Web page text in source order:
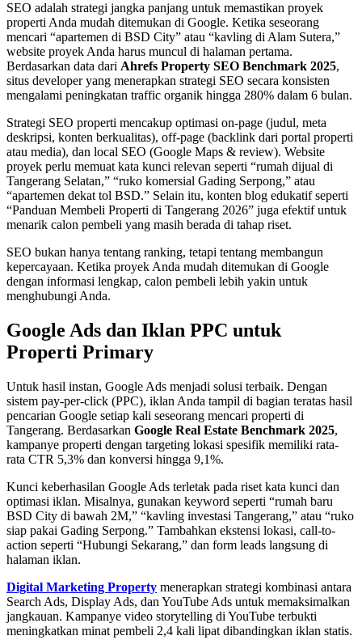
SEO adalah strategi jangka panjang untuk memastikan proyek
properti Anda mudah ditemukan di Google. Ketika seseorang
mencari “apartemen di BSD City” atau “kavling di Alam Sutera,”
website proyek Anda harus muncul di halaman pertama.
Berdasarkan data dari Ahrefs Property SEO Benchmark 2025,
situs developer yang menerapkan strategi SEO secara konsisten
mengalami peningkatan traffic organik hingga 280% dalam 6 bulan.
Strategi SEO properti mencakup optimasi on-page (judul, meta
deskripsi, konten berkualitas), off-page (backlink dari portal properti
atau media), dan local SEO (Google Maps & review). Website
proyek perlu memuat kata kunci relevan seperti “rumah dijual di
Tangerang Selatan,” “ruko komersial Gading Serpong,” atau
“apartemen dekat tol BSD.” Selain itu, konten blog edukatif seperti
“Panduan Membeli Properti di Tangerang 2026” juga efektif untuk
menarik calon pembeli yang masih berada di tahap riset.
SEO bukan hanya tentang ranking, tetapi tentang membangun
kepercayaan. Ketika proyek Anda mudah ditemukan di Google
dengan informasi lengkap, calon pembeli lebih yakin untuk
menghubungi Anda.
Google Ads dan Iklan PPC untuk
Properti Primary
Untuk hasil instan, Google Ads menjadi solusi terbaik. Dengan
sistem pay-per-click (PPC), iklan Anda tampil di bagian teratas hasil
pencarian Google setiap kali seseorang mencari properti di
Tangerang. Berdasarkan Google Real Estate Benchmark 2025,
kampanye properti dengan targeting lokasi spesifik memiliki rata-
rata CTR 5,3% dan konversi hingga 9,1%.
Kunci keberhasilan Google Ads terletak pada riset kata kunci dan
optimasi iklan. Misalnya, gunakan keyword seperti “rumah baru
BSD City di bawah 2M,” “kavling investasi Tangerang,” atau “ruko
siap pakai Gading Serpong.” Tambahkan ekstensi lokasi, call-to-
action seperti “Hubungi Sekarang,” dan form leads langsung di
halaman iklan.
Digital Marketing Property menerapkan strategi kombinasi antara
Search Ads, Display Ads, dan YouTube Ads untuk memaksimalkan
jangkauan. Kampanye video storytelling di YouTube terbukti
meningkatkan minat pembeli 2,4 kali lipat dibandingkan iklan statis.